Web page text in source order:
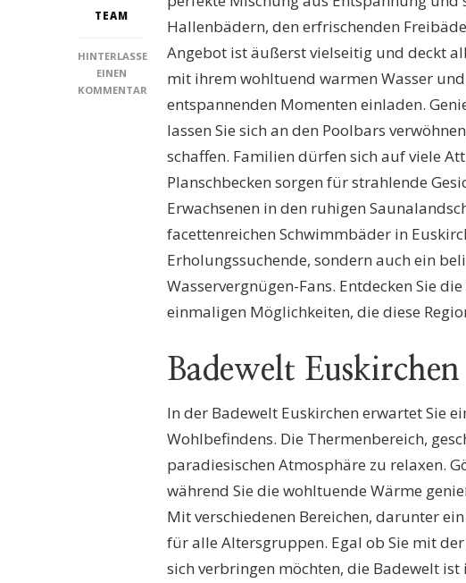
TEAM
HINTERLASSE
EINEN
KOMMENTAR
SCHWIMMBÄDER
EUSKIRCHEN:
FREIZEITMÖGLICHKEITEN
Hallenbädern, den erfrischenden
Angebot ist äußerst vielseitig und deckt
mit ihrem wohltuend warmen Wasser
entspannenden Momenten einladen.
lassen Sie sich an den Poolbars
schaffen. Familien dürfen sich auf viele
Planschbecken sorgen für strahlende
Erwachsenen in den ruhigen
facettenreichen Schwimmbäder in
Erholungssuchende, sondern auch ein
Wasservergnügen-Fans. Entdecken Sie
einmaligen Möglichkeiten, die diese
Badewelt Euskirchen
In der Badewelt Euskirchen erwartet Sie
Wohlbefindens. Die Thermenbereich,
paradiesischen Atmosphäre zu relaxen.
während Sie die wohltuende Wärme
Mit verschiedenen Bereichen, darunter
für alle Altersgruppen. Egal ob Sie mit
sich verbringen möchten, die Badewelt